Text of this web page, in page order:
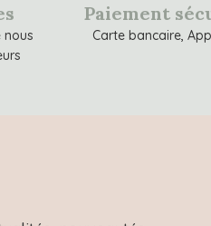
nous
Paiement
Carte bancaire,